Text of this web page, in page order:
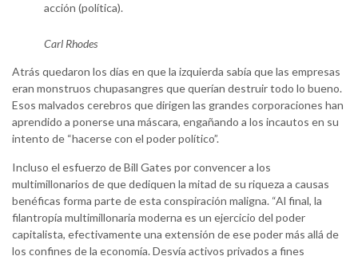
acción (política).
Carl Rhodes
Atrás quedaron los días en que la izquierda sabía que las empresas
eran monstruos chupasangres que querían destruir todo lo bueno.
Esos malvados cerebros que dirigen las grandes corporaciones han
aprendido a ponerse una máscara, engañando a los incautos en su
intento de “hacerse con el poder político”.
Incluso el esfuerzo de Bill Gates por convencer a los
multimillonarios de que dediquen la mitad de su riqueza a causas
benéficas forma parte de esta conspiración maligna. “Al final, la
filantropía multimillonaria moderna es un ejercicio del poder
capitalista, efectivamente una extensión de ese poder más allá de
los confines de la economía. Desvía activos privados a fines